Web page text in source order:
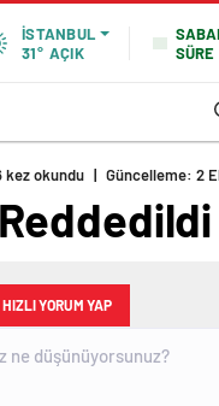
İSTANBUL
31° AÇIK
SÜRE
kez okundu | Güncelleme: 2
HIZLI YORUM YAP